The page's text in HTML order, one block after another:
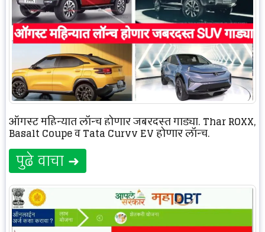
ऑगस्ट महिन्यात लॉन्च होणार जबरदस्त गाड्या. Thar ROXX,
Basalt Coupe व Tata Curvv EV होणार लॉन्च.
पुढे वाचा ➜